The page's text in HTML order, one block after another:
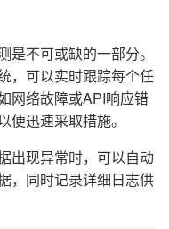
不可或缺的一部分。
，可以实时跟踪每个任
网络故障或API响应错
迅速采取措施。
出现异常时，可以自动
，同时记录详细日志供